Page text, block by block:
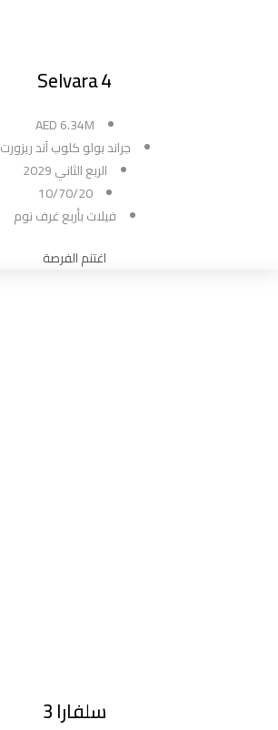
Selvara 4
AED 6.34M
جراند بولو كلوب آند ريزورت
الربع الثاني 2029
10/70/20
فيلات بأربع غرف نوم
اغتنم الفرصة
سلفارا 3